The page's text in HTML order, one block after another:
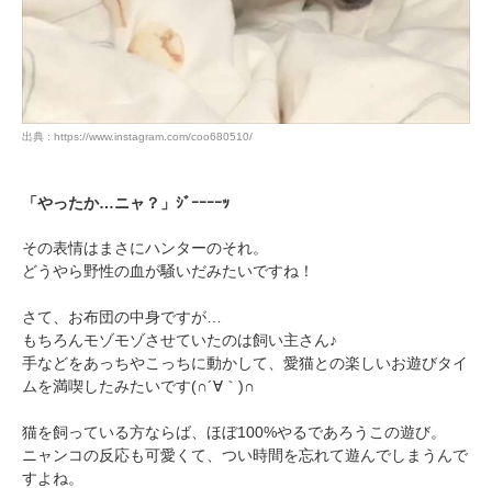
出典 : https://www.instagram.com/coo680510/
「やったか…ニャ？」ｼﾞｰｰｰｰｯ
その表情はまさにハンターのそれ。
どうやら野性の血が騒いだみたいですね！
さて、お布団の中身ですが…
もちろんモゾモゾさせていたのは飼い主さん♪
手などをあっちやこっちに動かして、愛猫との楽しいお遊びタイ
ムを満喫したみたいです(∩´∀｀)∩
猫を飼っている方ならば、ほぼ100%やるであろうこの遊び。
ニャンコの反応も可愛くて、つい時間を忘れて遊んでしまうんで
すよね。
アプリをダウンロードする